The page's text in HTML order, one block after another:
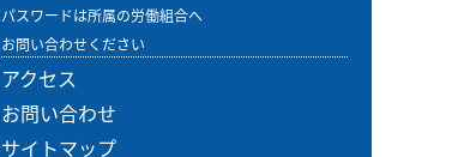
パスワードは所属の労働組合へ
お問い合わせください
アクセス
お問い合わせ
サイトマップ